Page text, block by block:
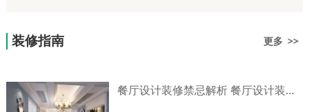
装修指南 更多 >>
餐厅设计装修禁忌解析 餐厅设计装修技巧介绍